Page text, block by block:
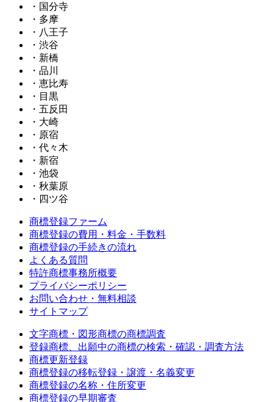
・国分寺
・多摩
・八王子
・渋谷
・新橋
・品川
・恵比寿
・目黒
・五反田
・大崎
・原宿
・代々木
・新宿
・池袋
・秋葉原
・四ツ谷
商標登録ファーム
商標登録の費用・料金・手数料
商標登録の手続きの流れ
よくある質問
特許商標事務所概要
プライバシーポリシー
お問い合わせ・無料相談
サイトマップ
文字商標・図形商標の商標調査
登録商標、出願中の商標の検索・確認・調査方法
商標更新登録
商標登録の移転登録・譲渡・名義変更
商標登録の名称・住所変更
商標登録の早期審査